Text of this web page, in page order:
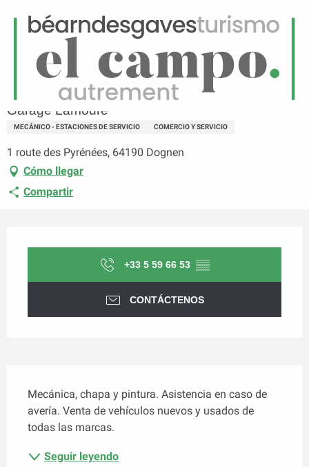
Menú
Página principal Garage Lamoure
Garage Lamoure
MECÁNICO - ESTACIONES DE SERVICIO COMERCIO Y SERVICIO
1 route des Pyrénées, 64190 Dognen
Cómo llegar
Compartir
+33 5 59 66 53 ▒▒
CONTÁCTENOS
Mecánica, chapa y pintura. Asistencia en caso de
avería. Venta de vehículos nuevos y usados de
todas las marcas.
Seguir leyendo